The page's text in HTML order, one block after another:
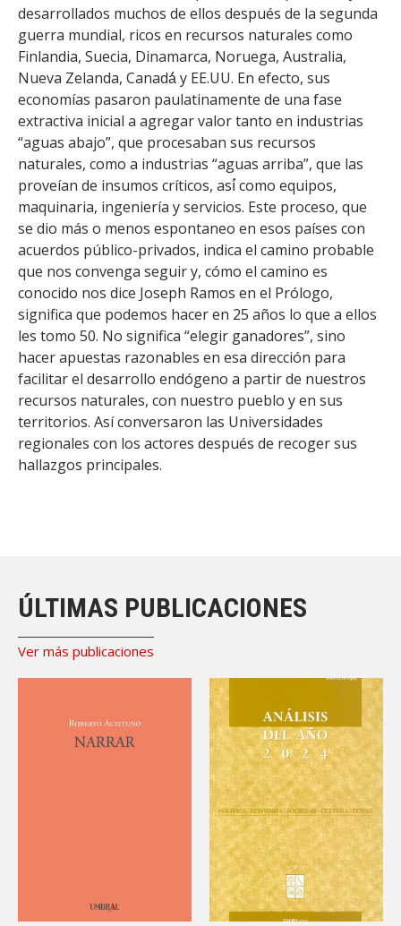
desarrollados muchos de ellos después de la segunda
guerra mundial, ricos en recursos naturales como
Finlandia, Suecia, Dinamarca, Noruega, Australia,
Nueva Zelanda, Canadá́ y EE.UU. En efecto, sus
economías pasaron paulatinamente de una fase
extractiva inicial a agregar valor tanto en industrias
“aguas abajo”, que procesaban sus recursos
naturales, como a industrias “aguas arriba”, que las
proveían de insumos críticos, así́ como equipos,
maquinaria, ingeniería y servicios. Este proceso, que
se dio más o menos espontaneo en esos países con
acuerdos público-privados, indica el camino probable
que nos convenga seguir y, cómo el camino es
conocido nos dice Joseph Ramos en el Prólogo,
significa que podemos hacer en 25 años lo que a ellos
les tomo 50. No significa “elegir ganadores”, sino
hacer apuestas razonables en esa dirección para
facilitar el desarrollo endógeno a partir de nuestros
recursos naturales, con nuestro pueblo y en sus
territorios. Así conversaron las Universidades
regionales con los actores después de recoger sus
hallazgos principales.
ÚLTIMAS PUBLICACIONES
Ver más publicaciones